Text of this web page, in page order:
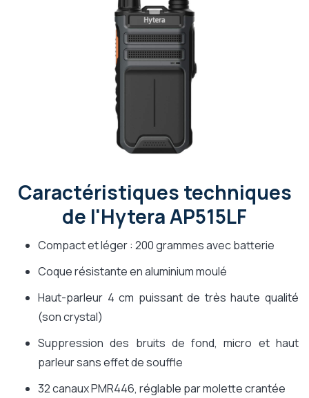
Caractéristiques techniques
de l'Hytera AP515LF
Compact et léger : 200 grammes avec batterie
Coque résistante en aluminium moulé
Haut-parleur 4 cm puissant de très haute qualité
(son crystal)
Suppression des bruits de fond, micro et haut
parleur sans effet de souffle
32 canaux PMR446, réglable par molette crantée